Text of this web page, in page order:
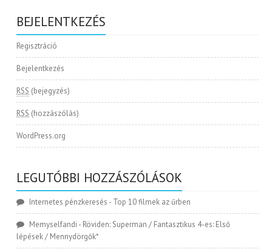
BEJELENTKEZÉS
Regisztráció
Bejelentkezés
RSS (bejegyzés)
RSS (hozzászólás)
WordPress.org
LEGUTÓBBI HOZZÁSZÓLÁSOK
Internetes pénzkeresés - Top 10 filmek az űrben
Memyselfandi - Röviden: Superman / Fantasztikus 4-es: Első
lépések / Mennydörgők*